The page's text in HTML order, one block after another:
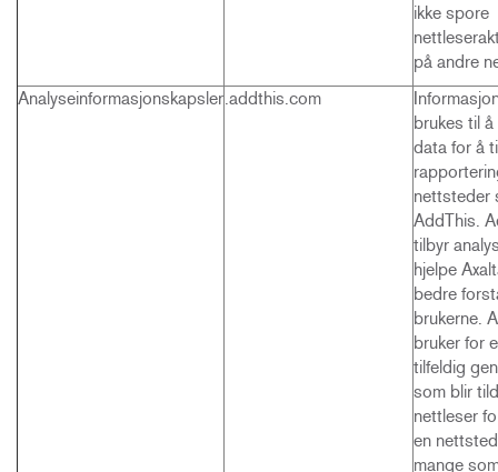
ikke spore
på andre
Analyseinformasjonskapsler .addthis.com
brukes til
data for å
nettsteder
AddThis.
tilbyr
hjelpe
bedre
brukerne.
bruker for
tilfeldig
som blir
nettleser
en
mange